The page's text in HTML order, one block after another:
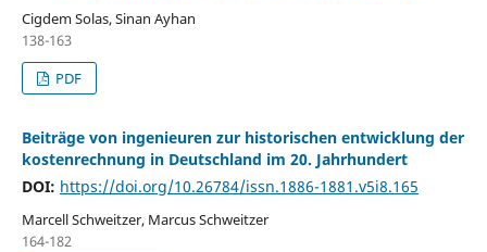
Cigdem Solas, Sinan Ayhan
138-163
PDF
Beiträge von ingenieuren zur historischen entwicklung der
kostenrechnung in Deutschland im 20. Jahrhundert
DOI: https://doi.org/10.26784/issn.1886-1881.v5i8.165
Marcell Schweitzer, Marcus Schweitzer
164-182